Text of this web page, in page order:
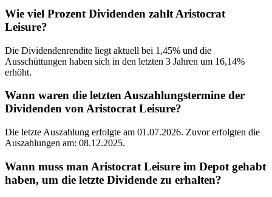
Wie viel Prozent Dividenden zahlt Aristocrat
Leisure?
Die Dividendenrendite liegt aktuell bei 1,45% und die
Ausschüttungen haben sich in den letzten 3 Jahren um 16,14%
erhöht.
Wann waren die letzten Auszahlungstermine der
Dividenden von Aristocrat Leisure?
Die letzte Auszahlung erfolgte am 01.07.2026. Zuvor erfolgten die
Auszahlungen am: 08.12.2025.
Wann muss man Aristocrat Leisure im Depot gehabt
haben, um die letzte Dividende zu erhalten?